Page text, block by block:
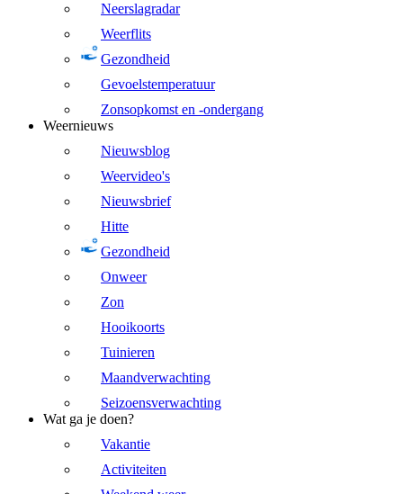
Neerslagradar
Weerflits
Gezondheid
Gevoelstemperatuur
Zonsopkomst en -ondergang
Weernieuws
Nieuwsblog
Weervideo's
Nieuwsbrief
Hitte
Gezondheid
Onweer
Zon
Hooikoorts
Tuinieren
Maandverwachting
Seizoensverwachting
Wat ga je doen?
Vakantie
Activiteiten